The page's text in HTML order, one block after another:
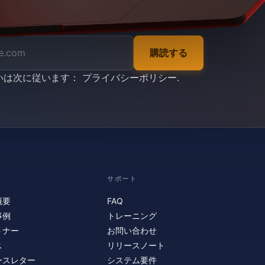
購読する
次に従います： プライバシーポリシー.
要
例
ナー
スレター
サポート
FAQ
トレーニング
お問い合わせ
リリースノート
システム要件